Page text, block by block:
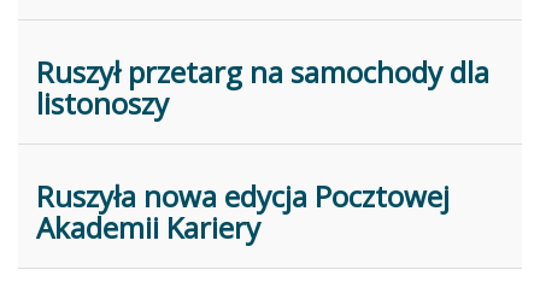
Ruszył przetarg na samochody dla
listonoszy
Ruszyła nowa edycja Pocztowej
Akademii Kariery